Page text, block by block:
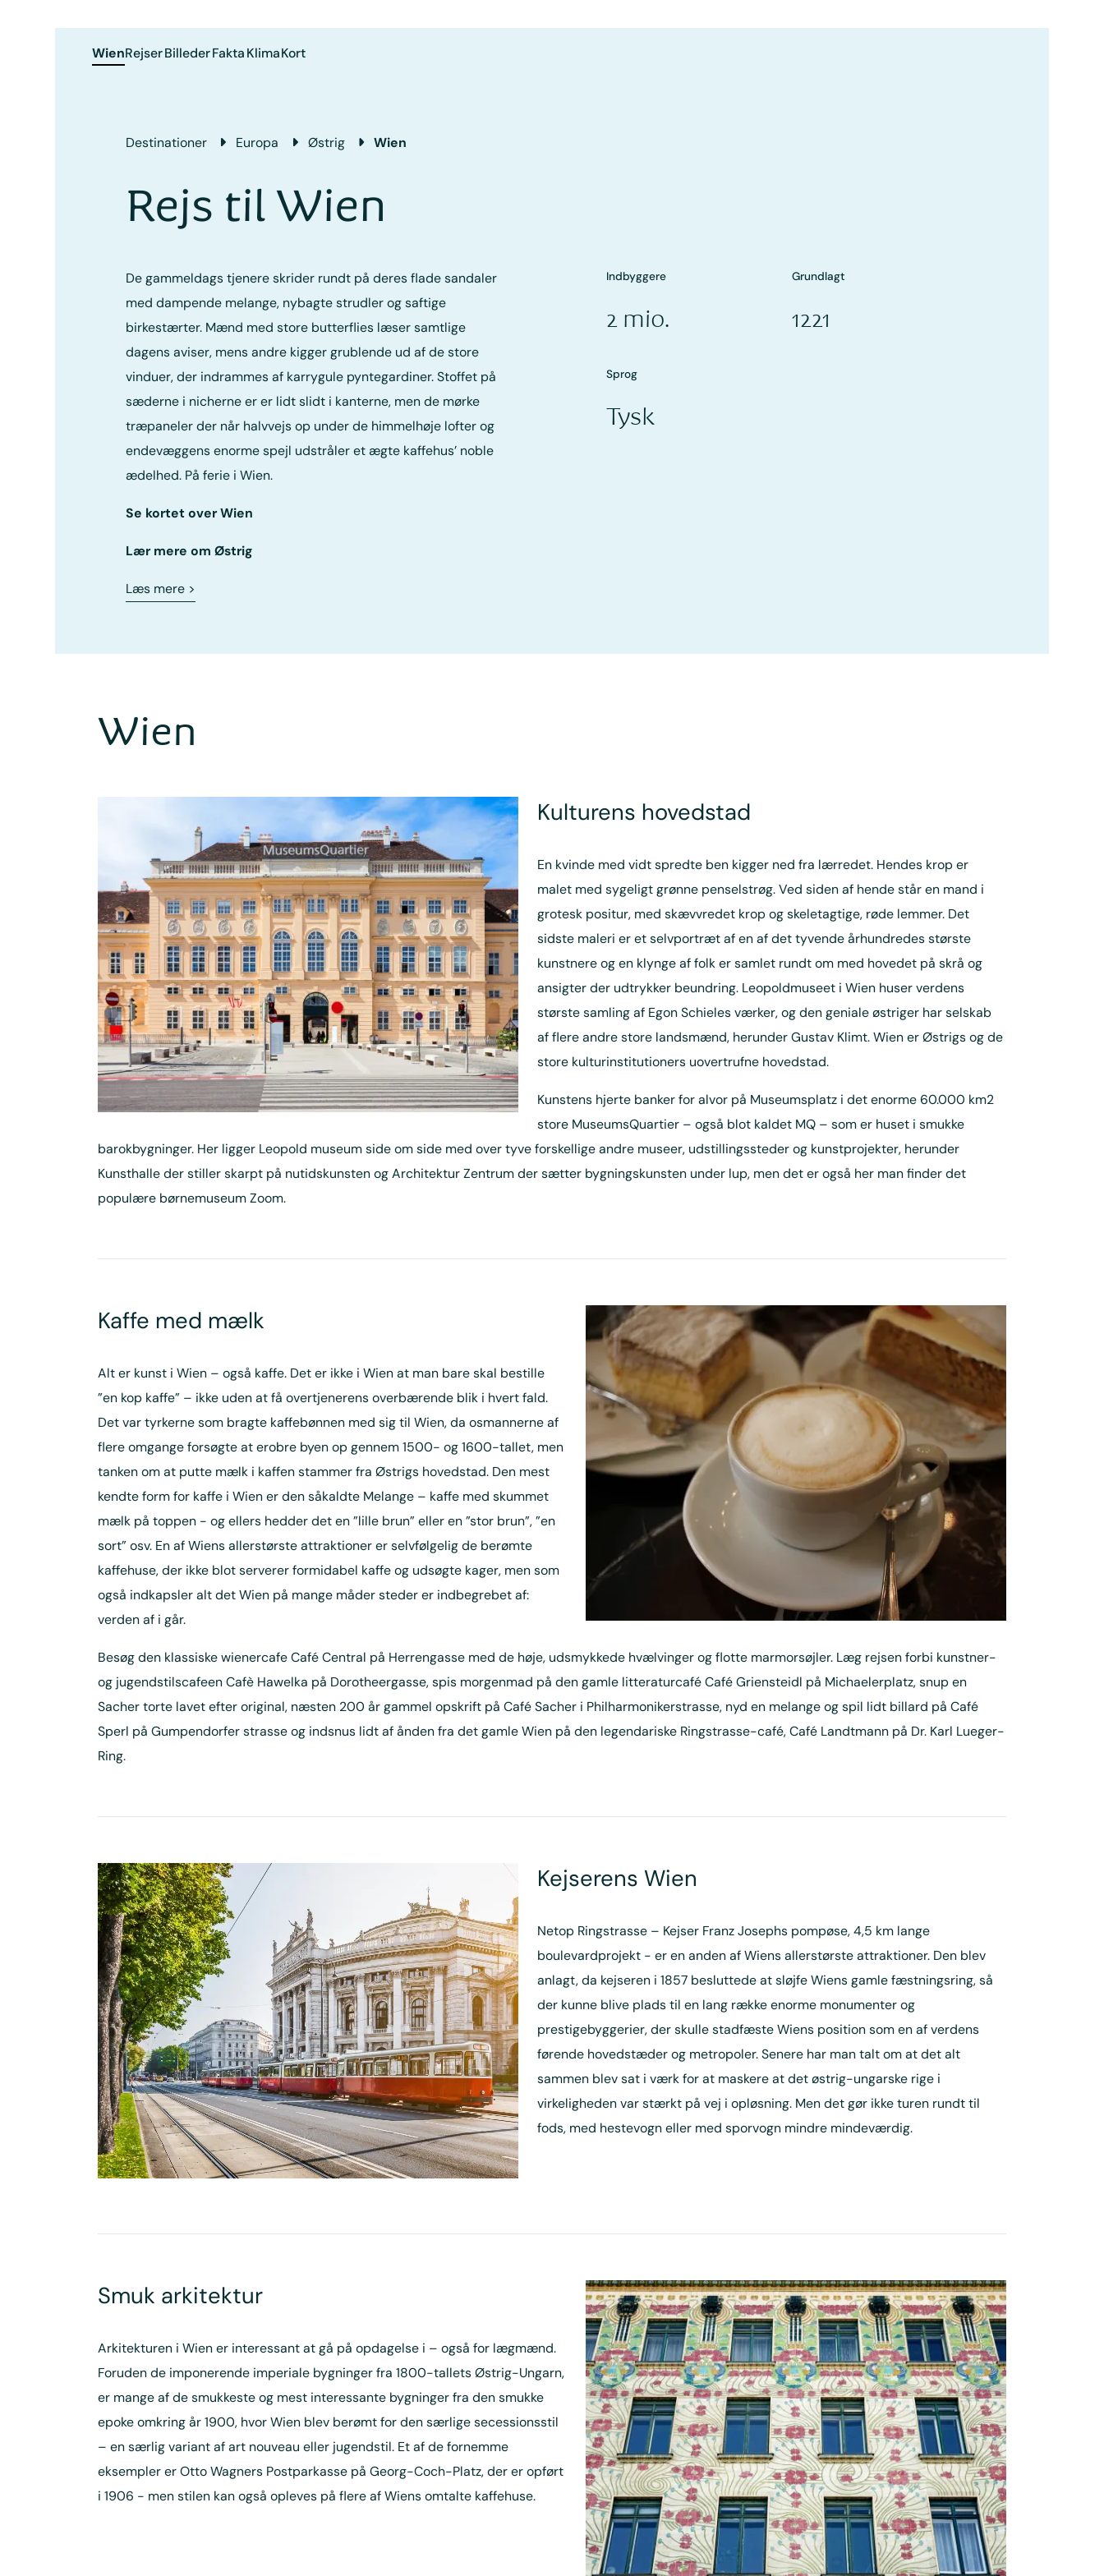
WienRejserBillederFaktaKlimaKort
Destinationer Europa Østrig Wien
Rejs til Wien
De gammeldags tjenere skrider rundt på deres flade sandaler
med dampende melange, nybagte strudler og saftige
birkestærter. Mænd med store butterflies læser samtlige
dagens aviser, mens andre kigger grublende ud af de store
vinduer, der indrammes af karrygule pyntegardiner. Stoffet på
sæderne i nicherne er er lidt slidt i kanterne, men de mørke
træpaneler der når halvvejs op under de himmelhøje lofter og
endevæggens enorme spejl udstråler et ægte kaffehus’ noble
ædelhed. På ferie i Wien.
Se kortet over Wien
Lær mere om Østrig
Læs mere >
Indbyggere
2 mio.
Grundlagt
1221
Sprog
Tysk
Wien
Kulturens hovedstad
En kvinde med vidt spredte ben kigger ned fra lærredet. Hendes krop er
malet med sygeligt grønne penselstrøg. Ved siden af hende står en mand i
grotesk positur, med skævvredet krop og skeletagtige, røde lemmer. Det
sidste maleri er et selvportræt af en af det tyvende århundredes største
kunstnere og en klynge af folk er samlet rundt om med hovedet på skrå og
ansigter der udtrykker beundring. Leopoldmuseet i Wien huser verdens
største samling af Egon Schieles værker, og den geniale østriger har selskab
af flere andre store landsmænd, herunder Gustav Klimt. Wien er Østrigs og de
store kulturinstitutioners uovertrufne hovedstad.
Kunstens hjerte banker for alvor på Museumsplatz i det enorme 60.000 km2
store MuseumsQuartier – også blot kaldet MQ – som er huset i smukke
barokbygninger. Her ligger Leopold museum side om side med over tyve forskellige andre museer, udstillingssteder og kunstprojekter, herunder
Kunsthalle der stiller skarpt på nutidskunsten og Architektur Zentrum der sætter bygningskunsten under lup, men det er også her man finder det
populære børnemuseum Zoom.
Kaffe med mælk
Alt er kunst i Wien – også kaffe. Det er ikke i Wien at man bare skal bestille
”en kop kaffe” – ikke uden at få overtjenerens overbærende blik i hvert fald.
Det var tyrkerne som bragte kaffebønnen med sig til Wien, da osmannerne af
flere omgange forsøgte at erobre byen op gennem 1500- og 1600-tallet, men
tanken om at putte mælk i kaffen stammer fra Østrigs hovedstad. Den mest
kendte form for kaffe i Wien er den såkaldte Melange – kaffe med skummet
mælk på toppen - og ellers hedder det en ”lille brun” eller en ”stor brun”, ”en
sort” osv. En af Wiens allerstørste attraktioner er selvfølgelig de berømte
kaffehuse, der ikke blot serverer formidabel kaffe og udsøgte kager, men som
også indkapsler alt det Wien på mange måder steder er indbegrebet af:
verden af i går.
Besøg den klassiske wienercafe Café Central på Herrengasse med de høje, udsmykkede hvælvinger og flotte marmorsøjler. Læg rejsen forbi kunstner-
og jugendstilscafeen Cafè Hawelka på Dorotheergasse, spis morgenmad på den gamle litteraturcafé Café Griensteidl på Michaelerplatz, snup en
Sacher torte lavet efter original, næsten 200 år gammel opskrift på Café Sacher i Philharmonikerstrasse, nyd en melange og spil lidt billard på Café
Sperl på Gumpendorfer strasse og indsnus lidt af ånden fra det gamle Wien på den legendariske Ringstrasse-café, Café Landtmann på Dr. Karl Lueger-
Ring.
Kejserens Wien
Netop Ringstrasse – Kejser Franz Josephs pompøse, 4,5 km lange
boulevardprojekt - er en anden af Wiens allerstørste attraktioner. Den blev
anlagt, da kejseren i 1857 besluttede at sløjfe Wiens gamle fæstningsring, så
der kunne blive plads til en lang række enorme monumenter og
prestigebyggerier, der skulle stadfæste Wiens position som en af verdens
førende hovedstæder og metropoler. Senere har man talt om at det alt
sammen blev sat i værk for at maskere at det østrig-ungarske rige i
virkeligheden var stærkt på vej i opløsning. Men det gør ikke turen rundt til
fods, med hestevogn eller med sporvogn mindre mindeværdig.
Smuk arkitektur
Arkitekturen i Wien er interessant at gå på opdagelse i – også for lægmænd.
Foruden de imponerende imperiale bygninger fra 1800-tallets Østrig-Ungarn,
er mange af de smukkeste og mest interessante bygninger fra den smukke
epoke omkring år 1900, hvor Wien blev berømt for den særlige secessionsstil
– en særlig variant af art nouveau eller jugendstil. Et af de fornemme
eksempler er Otto Wagners Postparkasse på Georg-Coch-Platz, der er opført
i 1906 - men stilen kan også opleves på flere af Wiens omtalte kaffehuse.